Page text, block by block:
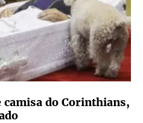
camisa do Corinthians,